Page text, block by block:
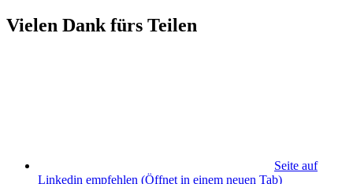
Vielen Dank fürs Teilen
Seite auf
Linkedin empfehlen (Öffnet in einem neuen Tab)